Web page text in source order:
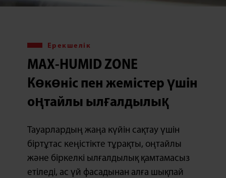
Ерекшелік
MAX-HUMID ZONE
Көкөніс пен жемістер үшін
оңтайлы ылғалдылық
Тауарлардың жаңа күйін сақтау үшін
біртұтас кеңістікте тұрақты, оңтайлы
және біркелкі ылғалдылық қамтамасыз
етіледі, ас үй фасадынан алға шықпай